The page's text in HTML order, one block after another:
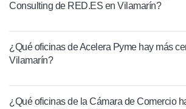
Consulting de RED.ES en Vilamarín?
¿Qué oficinas de Acelera Pyme hay más
Vilamarín?
¿Qué oficinas de la Cámara de Comercio